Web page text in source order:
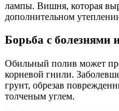
лампы. Вишня, которая
дополнительном
Борьба с болезнями
Обильный полив может
корневой гнили.
грунт, обрезав
толченым углем.